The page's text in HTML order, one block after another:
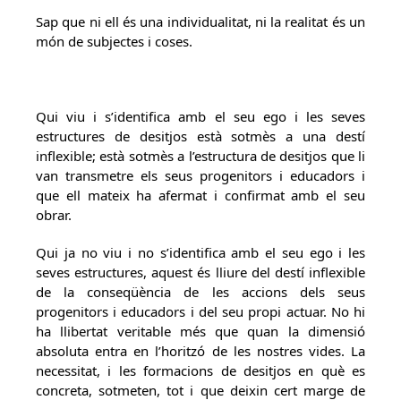
Sap que ni ell és una individualitat, ni la realitat és un
món de subjectes i coses.
Qui viu i s’identifica amb el seu ego i les seves
estructures de desitjos està sotmès a una destí
inflexible; està sotmès a l’estructura de desitjos que li
van transmetre els seus progenitors i educadors i
que ell mateix ha afermat i confirmat amb el seu
obrar.
Qui ja no viu i no s’identifica amb el seu ego i les
seves estructures, aquest és lliure del destí inflexible
de la conseqüència de les accions dels seus
progenitors i educadors i del seu propi actuar. No hi
ha llibertat veritable més que quan la dimensió
absoluta entra en l’horitzó de les nostres vides. La
necessitat, i les formacions de desitjos en què es
concreta, sotmeten, tot i que deixin cert marge de